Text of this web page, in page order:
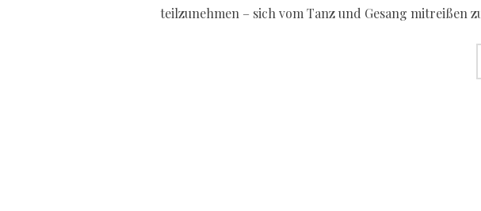
teilzunehmen – sich vom Tanz und Gesang mitreißen